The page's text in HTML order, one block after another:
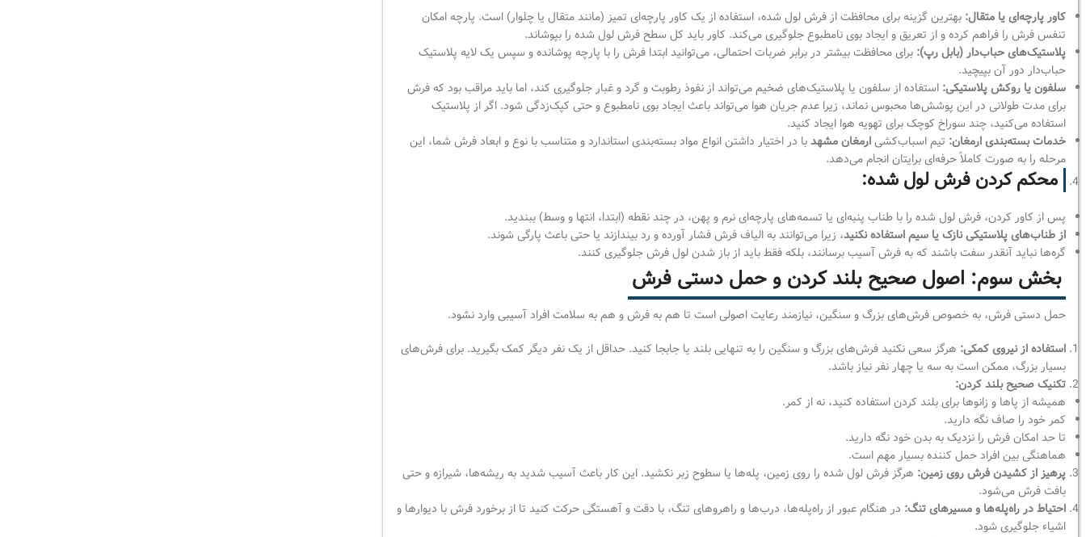
کاور پارچه‌ای یا متقال: بهترین گزینه برای محافظت از فرش لول شده، استفاده از یک کاور پارچه‌ای تمیز (مانند متقال یا چلوار) است. پارچه امکان
تنفس فرش را فراهم کرده و از تعریق و ایجاد بوی نامطبوع جلوگیری می‌کند. کاور باید کل سطح فرش لول شده را بپوشاند.
پلاستیک‌های حباب‌دار (بابل رپ): برای محافظت بیشتر در برابر ضربات احتمالی، می‌توانید ابتدا فرش را با پارچه پوشانده و سپس یک لایه پلاستیک
حباب‌دار دور آن بپیچید.
سلفون یا روکش پلاستیکی: استفاده از سلفون یا پلاستیک‌های ضخیم می‌تواند از نفوذ رطوبت و گرد و غبار جلوگیری کند، اما باید مراقب بود که فرش
برای مدت طولانی در این پوشش‌ها محبوس نماند، زیرا عدم جریان هوا می‌تواند باعث ایجاد بوی نامطبوع و حتی کپک‌زدگی شود. اگر از پلاستیک
استفاده می‌کنید، چند سوراخ کوچک برای تهویه هوا ایجاد کنید.
خدمات بسته‌بندی ارمغان: تیم اسباب‌کشیارمغان مشهدبا در اختیار داشتن انواع مواد بسته‌بندی استاندارد و متناسب با نوع و ابعاد فرش شما، این
مرحله را به صورت کاملاً حرفه‌ای برایتان انجام می‌دهد.
محکم کردن فرش لول شده:
پس از کاور کردن، فرش لول شده را با طناب پنبه‌ای یا تسمه‌های پارچه‌ای نرم و پهن، در چند نقطه (ابتدا، انتها و وسط) ببندید.
از طناب‌های پلاستیکی نازک یا سیم استفاده نکنید، زیرا می‌توانند به الیاف فرش فشار آورده و رد بیندازند یا حتی باعث پارگی شوند.
گره‌ها نباید آنقدر سفت باشند که به فرش آسیب برسانند، بلکه فقط باید از باز شدن لول فرش جلوگیری کنند.
بخش سوم: اصول صحیح بلند کردن و حمل دستی فرش
حمل دستی فرش، به خصوص فرش‌های بزرگ و سنگین، نیازمند رعایت اصولی است تا هم به فرش و هم به سلامت افراد آسیبی وارد نشود.
استفاده از نیروی کمکی: هرگز سعی نکنید فرش‌های بزرگ و سنگین را به تنهایی بلند یا جابجا کنید. حداقل از یک نفر دیگر کمک بگیرید. برای فرش‌های
بسیار بزرگ، ممکن است به سه یا چهار نفر نیاز باشد.
تکنیک صحیح بلند کردن:
همیشه از پاها و زانوها برای بلند کردن استفاده کنید، نه از کمر.
کمر خود را صاف نگه دارید.
تا حد امکان فرش را نزدیک به بدن خود نگه دارید.
هماهنگی بین افراد حمل کننده بسیار مهم است.
پرهیز از کشیدن فرش روی زمین: هرگز فرش لول شده را روی زمین، پله‌ها یا سطوح زبر نکشید. این کار باعث آسیب شدید به ریشه‌ها، شیرازه و حتی
بافت فرش می‌شود.
احتیاط در راه‌پله‌ها و مسیرهای تنگ: در هنگام عبور از راه‌پله‌ها، درب‌ها و راهروهای تنگ، با دقت و آهستگی حرکت کنید تا از برخورد فرش با دیوارها و
اشیاء جلوگیری شود.